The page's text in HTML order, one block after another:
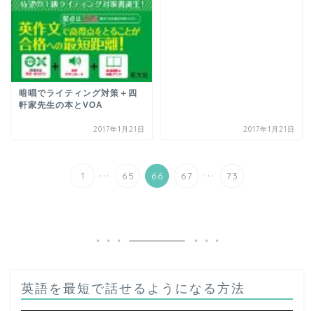
暗唱でライティング対策＋四
軒家先生の本とVOA
2017年1月21日 2017年1月21日
1 ... 65 66 67 ... 73
英語を最短で話せるようになる方法